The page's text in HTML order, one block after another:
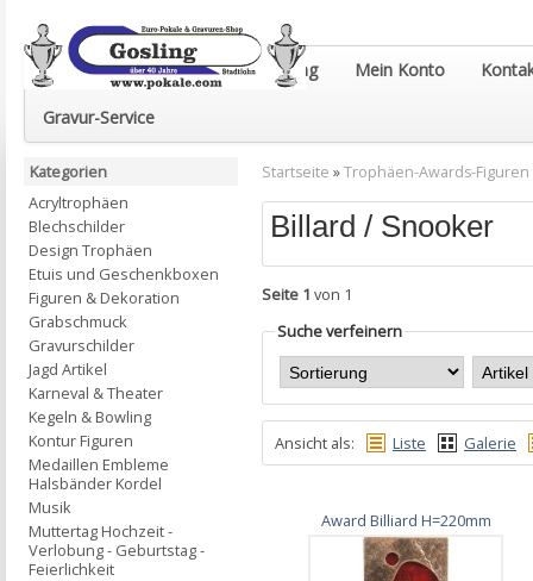
Euro-Pokale & Gravur-Shop Gosling Mein Konto
Gravur-Service
Startseite »Trophäen-Awards-Figuren
Billard / Snooker
Seite 1 von 1
Suche verfeinern
Ansicht als: Liste Galerie
Award Billiard H=220mm
Kategorien
Acryltrophäen
Blechschilder
Design Trophäen
Etuis und Geschenkboxen
Figuren & Dekoration
Grabschmuck
Gravurschilder
Jagd Artikel
Karneval & Theater
Kegeln & Bowling
Kontur Figuren
Medaillen Embleme
Halsbänder Kordel
Musik
Muttertag Hochzeit -
Verlobung - Geburtstag -
Feierlichkeit